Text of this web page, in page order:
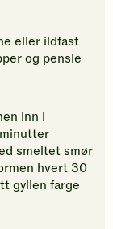
eller ildfast
og pensle
inn i
smeltet smør
hvert 30
gyllen farge